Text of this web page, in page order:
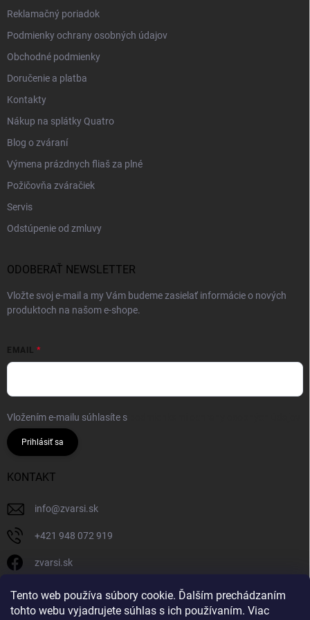
Tento web používa súbory cookie. Ďalším prechádzaním
tohto webu vyjadrujete súhlas s ich používaním. Viac
Reklamačný poriadok
Podmienky ochrany osobných údajov
Obchodné podmienky
Doručenie a platba
Kontakty
Nákup na splátky Quatro
Blog o zváraní
Výmena prázdnych fliaš za plné
Požičovňa zváračiek
Servis
Odstúpenie od zmluvy
ODOBERAŤ NEWSLETTER
Vložte svoj e-mail a my Vám budeme zasielať informácie o nových
produktoch na našom e-shope.
EMAIL
Vložením e-mailu súhlasíte s
Prihlásiť sa
KONTAKT
info@zvarsi.sk
+421 948 072 919
zvarsi.sk
zvarsi.sk